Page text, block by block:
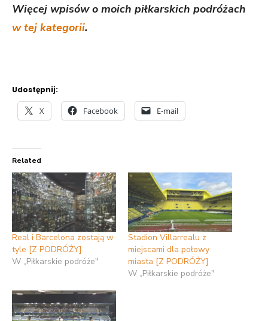
Więcej wpisów o moich piłkarskich podróżach
w tej kategorii.
Udostępnij:
X Facebook E-mail
Related
Real i Barcelona zostają w
tyle [Z PODRÓŻY]
W „Piłkarskie podróże"
Stadion Villarrealu z
miejscami dla połowy
miasta [Z PODRÓŻY]
W „Piłkarskie podróże"